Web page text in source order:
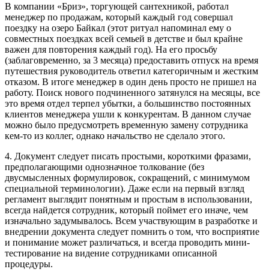
В компании «Бриз», торгующей сантехникой, работал
менеджер по продажам, который каждый год совершал
поездку на озеро Байкал (этот ритуал напоминал ему о
совместных поездках всей семьей в детстве и был крайне
важен для повторения каждый год). На его просьбу
(заблаговременно, за 3 месяца) предоставить отпуск на время
путешествия руководитель ответил категоричным и жестким
отказом. В итоге менеджер в один день просто не пришел на
работу. Поиск нового подчиненного затянулся на месяцы, все
это время отдел терпел убытки, а большинство постоянных
клиентов менеджера ушли к конкурентам. В данном случае
можно было предусмотреть временную замену сотрудника
кем-то из коллег, однако начальство не сделало этого.
4. Документ следует писать простыми, короткими фразами,
предполагающими однозначное толкование (без
двусмысленных формулировок, сокращений, с минимумом
специальной терминологии). Даже если на первый взгляд
регламент выглядит понятным и простым в использовании,
всегда найдется сотрудник, который поймет его иначе, чем
изначально задумывалось. Всем участвующим в разработке и
внедрении документа следует помнить о том, что восприятие
и понимание может различаться, и всегда проводить мини-
тестирование на видение сотрудниками описанной
процедуры.